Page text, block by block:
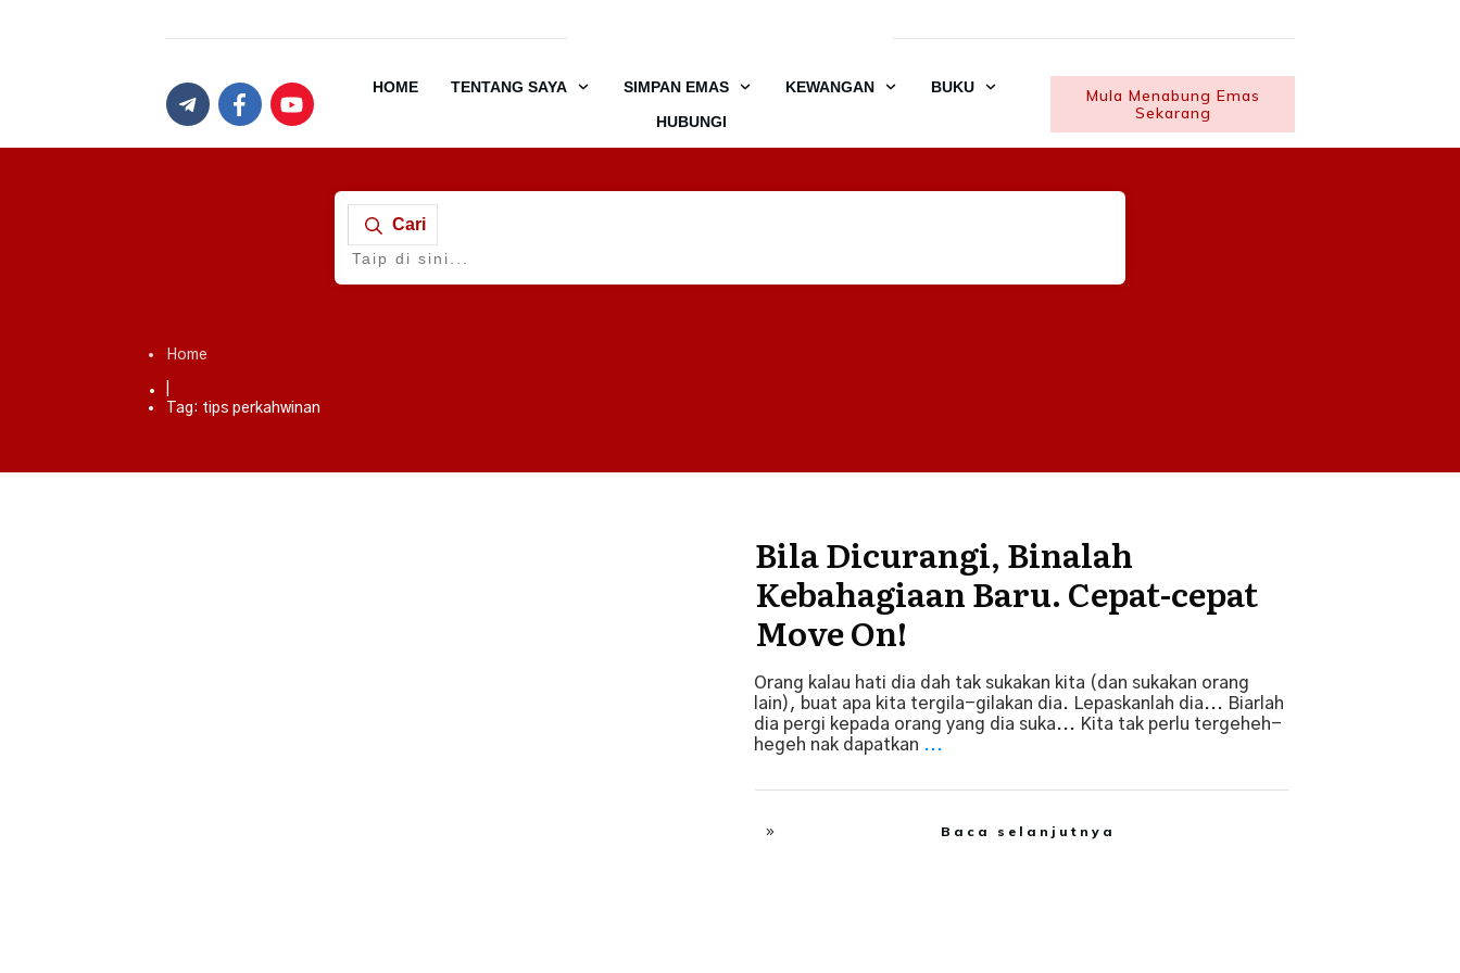
HOME TENTANG SAYA SIMPAN EMAS KEWANGAN
BUKU
HUBUNGI
Mula Menabung Emas
Sekarang
Cari
Home
Tag: tips perkahwinan
Bila Dicurangi, Binalah
Kebahagiaan Baru. Cepat-cepat
Move On!
Orang kalau hati dia dah tak sukakan kita (dan sukakan orang
lain), buat apa kita tergila-gilakan dia. Lepaskanlah dia... Biarlah
dia pergi kepada orang yang dia suka... Kita tak perlu tergeheh-
hegeh nak dapatkan ...
Baca selanjutnya